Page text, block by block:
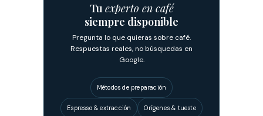
Tu experto en café
siempre disponible
Pregunta lo que quieras sobre café.
Respuestas reales, no búsquedas en
Google.
Métodos de preparación
Espresso & extracción Orígenes & tueste